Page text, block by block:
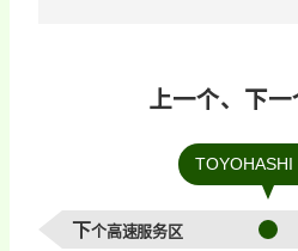
上一个、下
TOYOHASHI
下个高速服务区